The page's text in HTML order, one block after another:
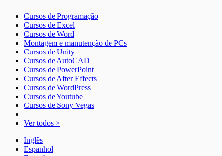
Cursos de Programação
Cursos de Excel
Cursos de Word
Montagem e manutenção de PCs
Cursos de Unity
Cursos de AutoCAD
Cursos de PowerPoint
Cursos de After Effects
Cursos de WordPress
Cursos de Youtube
Cursos de Sony Vegas
Ver todos >
Inglês
Espanhol